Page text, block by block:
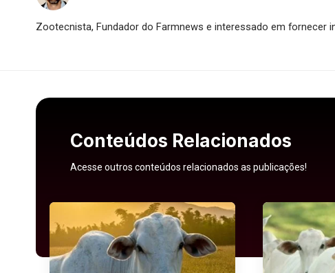
Zootecnista, Fundador do Farmnews e interessado em fornecer
Conteúdos Relacionados
Acesse outros conteúdos relacionados as publicações!